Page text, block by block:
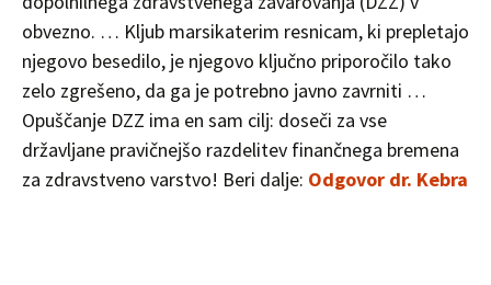
obvezno. … Kljub marsikaterim resnicam, ki prepletajo
njegovo besedilo, je njegovo ključno priporočilo tako
zelo zgrešeno, da ga je potrebno javno zavrniti …
Opuščanje DZZ ima en sam cilj: doseči za vse
državljane pravičnejšo razdelitev finančnega bremena
za zdravstveno varstvo! Beri dalje: Odgovor dr. Kebra